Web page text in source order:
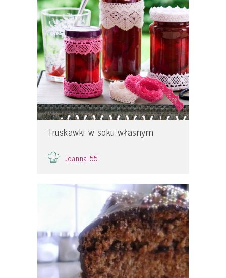
Truskawki w soku własnym
Joanna 55